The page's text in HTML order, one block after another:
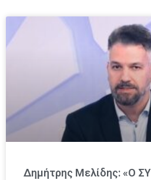
Δημήτρης Μελίδης: «Ο